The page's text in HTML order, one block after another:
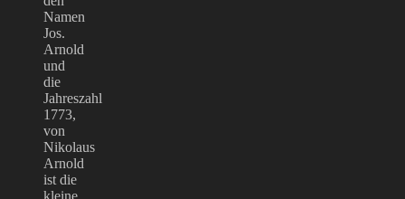
Namen
Jos.
Arnold
und
die
Jahreszahl
1773,
von
Nikolaus
Arnold
ist die
kleine